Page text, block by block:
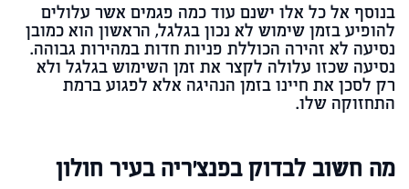
בנוסף אל כל אלו ישנם עוד כמה פגמים אשר עלולים
להופיע בזמן שימוש לא נכון בגלגל, הראשון הוא כמובן
נסיעה לא זהירה הכוללת פניות חדות במהירות גבוהה.
נסיעה שכזו עלולה לקצר את זמן השימוש בגלגל ולא
רק לסכן את חיינו בזמן הנהיגה אלא לפגוע ברמת
התחזוקה שלו.
מה חשוב לבדוק בפנצ'ריה בעיר חולון